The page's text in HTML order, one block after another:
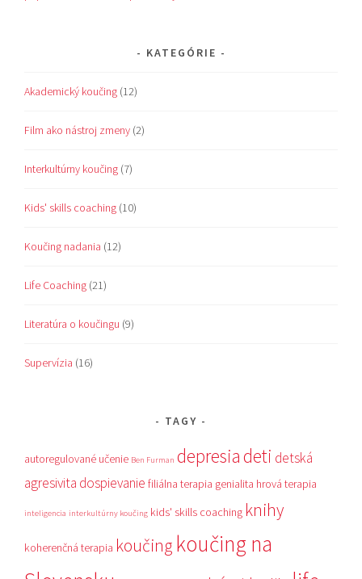
KATEGÓRIE
Akademický koučing (12)
Film ako nástroj zmeny (2)
Interkultúrny koučing (7)
Kids' skills coaching (10)
Koučing nadania (12)
Life Coaching (21)
Literatúra o koučingu (9)
Supervízia (16)
TAGY
autoregulované učenie Ben Furman depresiadeti detská
agresivita dospievanie filiálna terapia genialita hrová terapia
inteligencia interkultúrny koučing kids' skills coaching knihy
koherenčná terapia koučing koučing na